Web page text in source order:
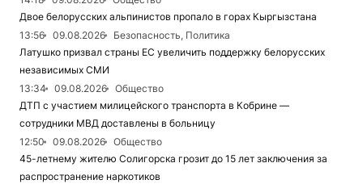
Двое белорусских альпинистов пропало в горах Кыргызстана
13:56
09.08.2026
Безопасность, Политика
Латушко призвал страны ЕС увеличить поддержку белорусских
независимых СМИ
13:34
09.08.2026
Общество
ДТП с участием милицейского транспорта в Кобрине —
сотрудники МВД доставлены в больницу
12:50
09.08.2026
Общество
45-летнему жителю Солигорска грозит до 15 лет заключения за
распространение наркотиков